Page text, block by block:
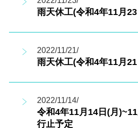
雨天休工(令和4年11月
2022/11/21/
雨天休工(令和4年11月
2022/11/14/
令和4年11月14日(月
行止予定